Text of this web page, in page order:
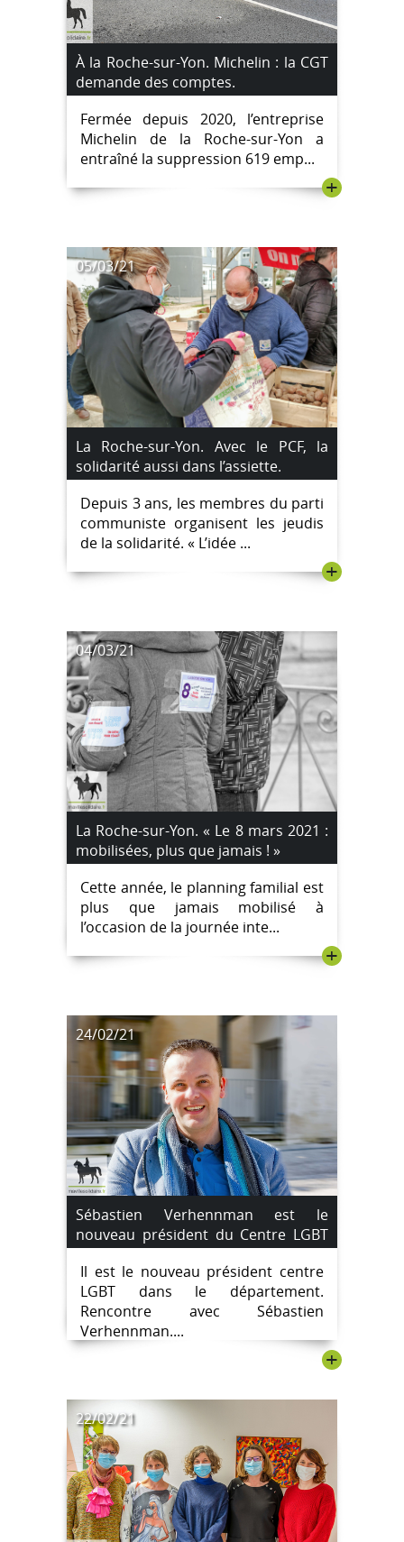
À la Roche-sur-Yon. Michelin : la CGT
demande des comptes.
Fermée depuis 2020, l’entreprise
Michelin de la Roche-sur-Yon a
entraîné la suppression 619 emp...
+
05/03/21
La Roche-sur-Yon. Avec le PCF, la
solidarité aussi dans l’assiette.
Depuis 3 ans, les membres du parti
communiste organisent les jeudis
de la solidarité. « L’idée ...
+
04/03/21
La Roche-sur-Yon. « Le 8 mars 2021 :
mobilisées, plus que jamais ! »
Cette année, le planning familial est
plus que jamais mobilisé à
l’occasion de la journée inte...
+
24/02/21
Sébastien Verhennman est le
nouveau président du Centre LGBT
de Vendée.
Il est le nouveau président centre
LGBT dans le département.
Rencontre avec Sébastien
Verhennman....
+
22/02/21